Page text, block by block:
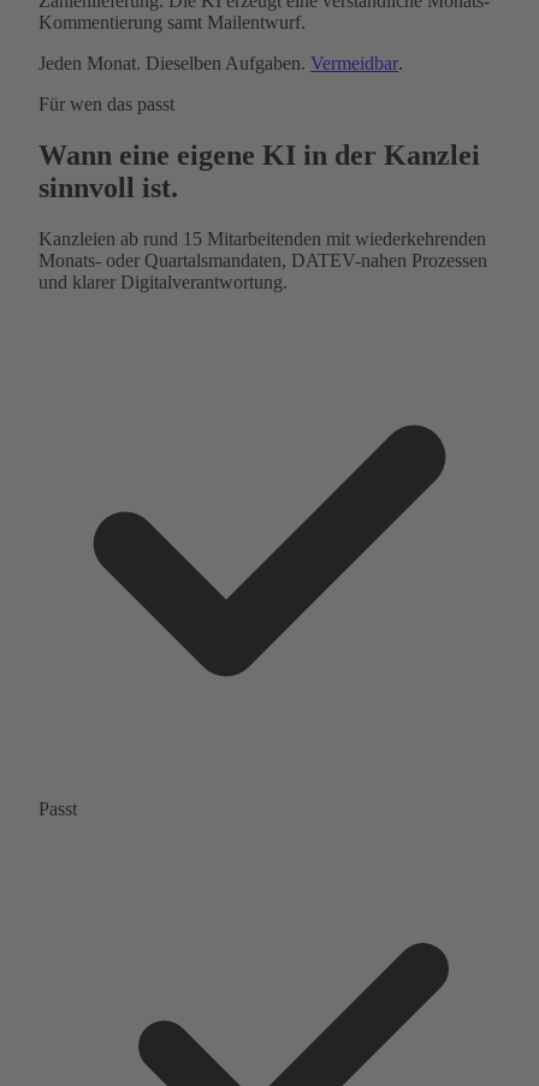
Kommentierung samt Mailentwurf.
Jeden Monat. Dieselben Aufgaben. Vermeidbar.
Für wen das passt
Wann eine eigene KI in der Kanzlei
sinnvoll ist.
Kanzleien ab rund 15 Mitarbeitenden mit wiederkehrenden
Monats- oder Quartalsmandaten, DATEV-nahen Prozessen
und klarer Digitalverantwortung.
Passt